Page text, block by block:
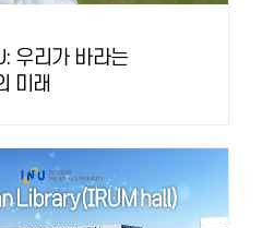
우리가 바라는
미래